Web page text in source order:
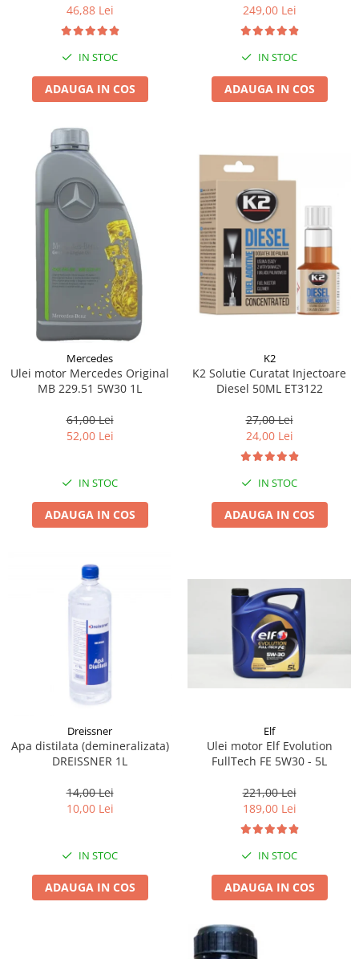
46,88 Lei
IN STOC
ADAUGA IN COS
249,00 Lei
IN STOC
ADAUGA IN COS
Mercedes
Ulei motor Mercedes Original
MB 229.51 5W30 1L
61,00 Lei
52,00 Lei
IN STOC
ADAUGA IN COS
K2
K2 Solutie Curatat Injectoare
Diesel 50ML ET3122
27,00 Lei
24,00 Lei
IN STOC
ADAUGA IN COS
Dreissner
Apa distilata (demineralizata)
DREISSNER 1L
14,00 Lei
10,00 Lei
IN STOC
ADAUGA IN COS
Elf
Ulei motor Elf Evolution
FullTech FE 5W30 - 5L
221,00 Lei
189,00 Lei
IN STOC
ADAUGA IN COS